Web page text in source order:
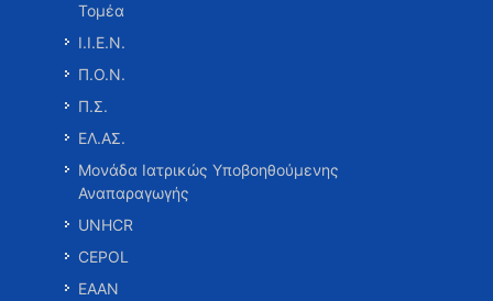
Τομέα
Ι.Ι.Ε.Ν.
Π.Ο.Ν.
Π.Σ.
ΕΛ.ΑΣ.
Μονάδα Ιατρικώς Υποβοηθούμενης
Αναπαραγωγής
UNHCR
CEPOL
ΕΑΑΝ